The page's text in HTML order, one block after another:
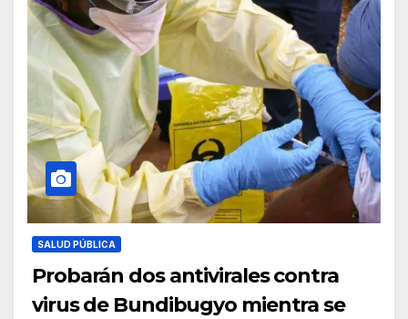
SALUD PÚBLICA
Probarán dos antivirales contra
virus de Bundibugyo mientra se